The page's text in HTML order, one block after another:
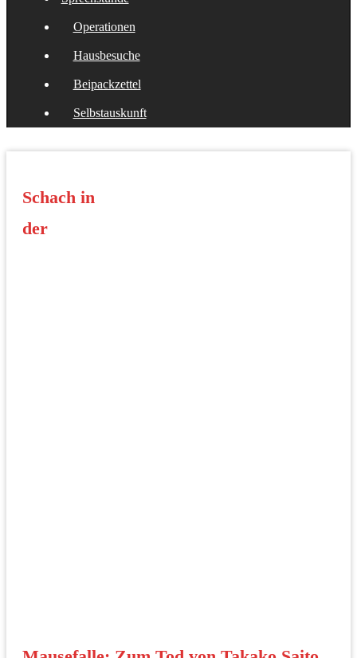
Operationen
Hausbesuche
Beipackzettel
Selbstauskunft
Schach in
der